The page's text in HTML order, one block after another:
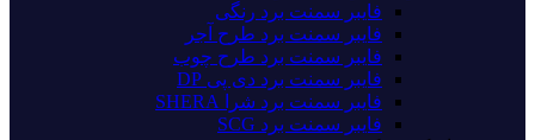
فایبر سمنت برد رنگی
فایبر سمنت برد طرح آجر
فایبر سمنت برد طرح چوب
فایبر سمنت برد دی پی DP
فایبر سمنت برد شرا SHERA
فایبر سمنت برد SCG